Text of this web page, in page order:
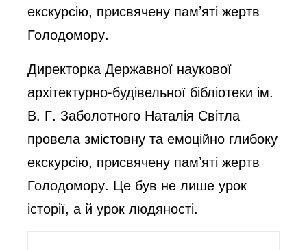
екскурсію, присвячену пам’яті жертв
Голодомору.
Директорка Державної наукової
архітектурно-будівельної бібліотеки ім.
В. Г. Заболотного Наталія Світла
провела змістовну та емоційно глибоку
екскурсію, присвячену пам’яті жертв
Голодомору. Це був не лише урок
історії, а й урок людяності.